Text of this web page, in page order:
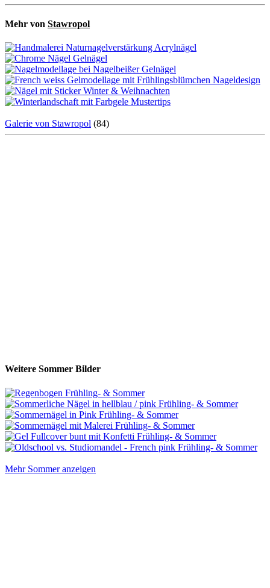
Mehr von Stawropol
Galerie von Stawropol (84)
Weitere Sommer Bilder
Mehr Sommer anzeigen